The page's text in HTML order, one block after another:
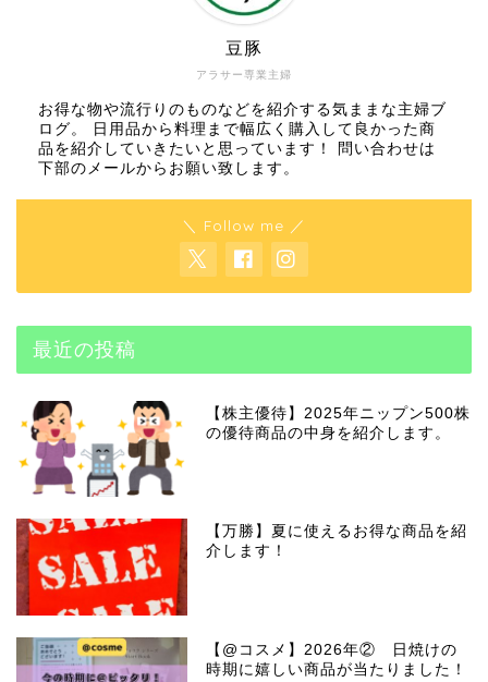
アラサー専業主婦
豆豚
お得な物や流行りのものなどを紹介する気ままな主婦ブ
ログ。 日用品から料理まで幅広く購入して良かった商
品を紹介していきたいと思っています！ 問い合わせは
下部のメールからお願い致します。
＼ Follow me ／
最近の投稿
【株主優待】2025年ニップン500株
の優待商品の中身を紹介します。
【万勝】夏に使えるお得な商品を紹
介します！
【@コスメ】2026年② 日焼けの
時期に嬉しい商品が当たりました！